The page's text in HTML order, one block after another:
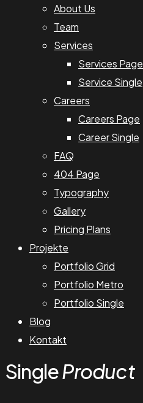
About Us
Team
Services
Services Page
Service Single
Careers
Careers Page
Career Single
FAQ
404 Page
Typography
Gallery
Pricing Plans
Projekte
Portfolio Grid
Portfolio Metro
Portfolio Single
Blog
Kontakt
SingleProduct